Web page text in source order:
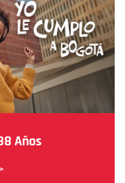
Años